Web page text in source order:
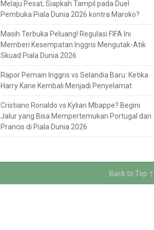
Melaju Pesat, Siapkah Tampil pada Duel
Pembuka Piala Dunia 2026 kontra Maroko?
Masih Terbuka Peluang! Regulasi FIFA Ini
Memberi Kesempatan Inggris Mengutak-Atik
Skuad Piala Dunia 2026
Rapor Pemain Inggris vs Selandia Baru: Ketika
Harry Kane Kembali Menjadi Penyelamat
Cristiano Ronaldo vs Kylian Mbappe? Begini
Jalur yang Bisa Mempertemukan Portugal dan
Prancis di Piala Dunia 2026
Back to Top ↑